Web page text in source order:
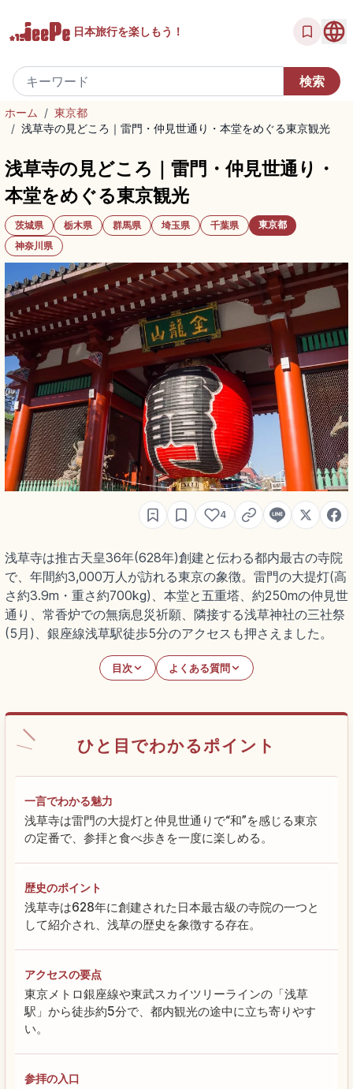
日本旅行を楽しもう！
ホーム / 東京都
/ 浅草寺の見どころ｜雷門・仲見世通り・本堂をめぐる東京観光
浅草寺の見どころ｜雷門・仲見世通り・
本堂をめぐる東京観光
茨城県 栃木県 群馬県 埼玉県 千葉県
東京都
神奈川県
4
浅草寺は推古天皇36年(628年)創建と伝わる都内最古の寺院
で、年間約3,000万人が訪れる東京の象徴。雷門の大提灯(高
さ約3.9m・重さ約700kg)、本堂と五重塔、約250mの仲見世
通り、常香炉での無病息災祈願、隣接する浅草神社の三社祭
(5月)、銀座線浅草駅徒歩5分のアクセスも押さえました。
目次 よくある質問
ひと目でわかるポイント
一言でわかる魅力
浅草寺は雷門の大提灯と仲見世通りで“和”を感じる東京
の定番で、参拝と食べ歩きを一度に楽しめる。
歴史のポイント
浅草寺は628年に創建された日本最古級の寺院の一つと
して紹介され、浅草の歴史を象徴する存在。
アクセスの要点
東京メトロ銀座線や東武スカイツリーラインの「浅草
駅」から徒歩約5分で、都内観光の途中に立ち寄りやす
い。
参拝の入口